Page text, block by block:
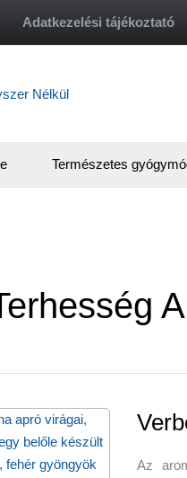
Adatkezelési tájékoztató
Természetes
Az